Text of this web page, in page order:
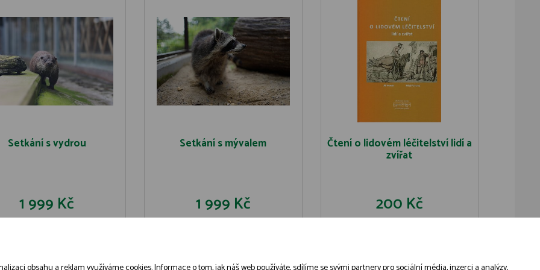
Setkání s vydrou
1 999 Kč
Setkání s mývalem
1 999 Kč
Čtení o lidovém léčitelství lidí a
zvířat
200 Kč